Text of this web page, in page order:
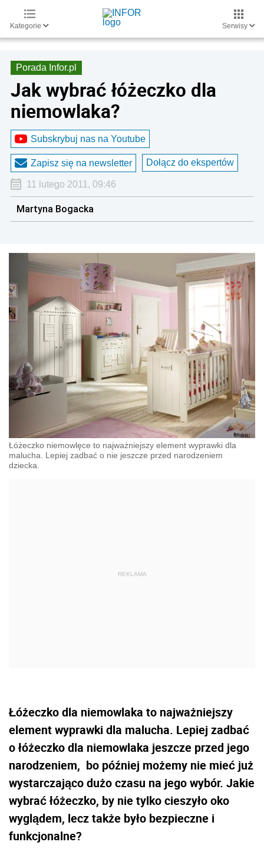
Kategorie Serwisy
Porada Infor.pl
Jak wybrać łóżeczko dla
niemowlaka?
Subskrybuj nas na Youtube
Zapisz się na newsletter Dołącz do ekspertów
11 lutego 2011, 09:46
Martyna Bogacka
Łóżeczko niemowlęce to najważniejszy element wyprawki dla
malucha. Lepiej zadbać o nie jeszcze przed narodzeniem
dziecka.
Łóżeczko dla niemowlaka to najważniejszy
element wyprawki dla malucha. Lepiej zadbać
o łóżeczko dla niemowlaka jeszcze przed jego
narodzeniem, bo później możemy nie mieć już
wystarczająco dużo czasu na jego wybór. Jakie
wybrać łóżeczko, by nie tylko cieszyło oko
wyglądem, lecz także było bezpieczne i
funkcjonalne?